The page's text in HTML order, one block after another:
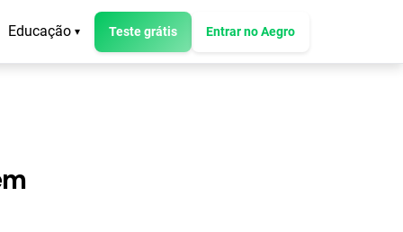
Educação ▾ Teste grátis Entrar no Aegro